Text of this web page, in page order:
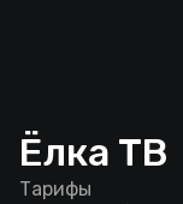
Ёлка ТВ
Тарифы